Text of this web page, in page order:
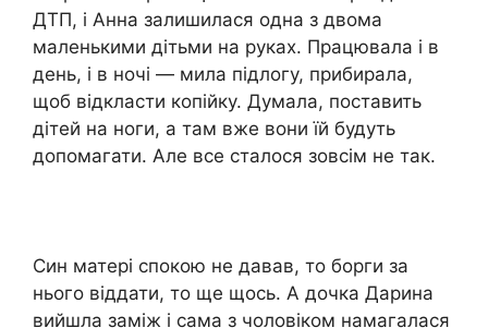
ДТП, і Анна залишилася одна з двома
маленькими дітьми на руках. Працювала і в
день, і в ночі — мила підлогу, прибирала,
щоб відкласти копійку. Думала, поставить
дітей на ноги, а там вже вони їй будуть
допомагати. Але все сталося зовсім не так.
Син матері спокою не давав, то борги за
нього віддати, то ще щось. А дочка Дарина
вийшла заміж і сама з чоловіком намагалася